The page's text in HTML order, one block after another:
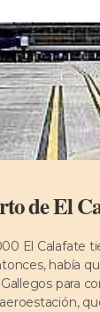
de El
El Calafate
había
para